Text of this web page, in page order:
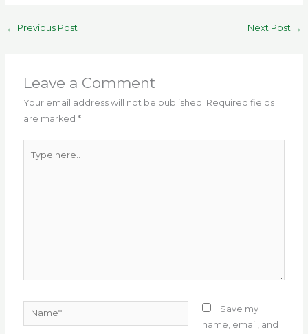
c
o
o
k
it
mp
p
← Previous Post Next Post →
Leave a Comment
Your email address will not be published. Required fields
are marked*
here..
Name*
Save my
name, email, and